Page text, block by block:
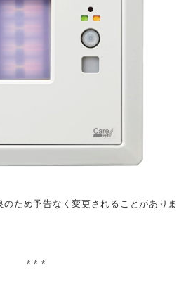
ため予告なく変更されることがありま
* * *